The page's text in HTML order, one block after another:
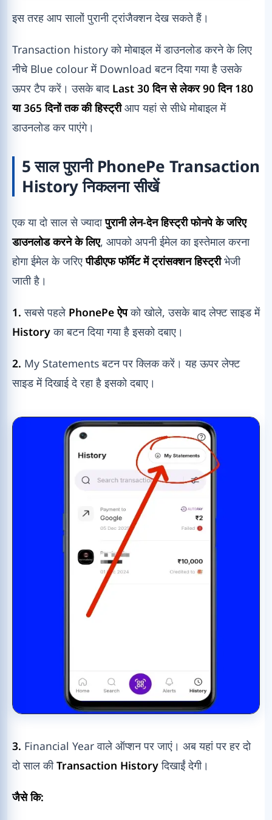
इस तरह आप सालों पुरानी ट्रांजैक्शन देख सकते हैं।
Transaction history को मोबाइल में डाउनलोड करने के लिए
नीचे Blue colour में Download बटन दिया गया है उसके
ऊपर टैप करें। उसके बाद Last 30 दिन से लेकर 90 दिन 180
या 365 दिनों तक की हिस्ट्रीआप यहां से सीधे मोबाइल में
डाउनलोड कर पाएंगे।
5 साल पुरानी PhonePe Transaction
History निकलना सीखें
एक या दो साल से ज्यादापुरानी लेन-देन हिस्ट्री फोनपे के जरिए
डाउनलोड करने के लिए, आपको अपनी ईमेल का इस्तेमाल करना
होगा ईमेल के जरिएपीडीएफ फॉर्मेट में ट्रांसक्शन हिस्ट्रीभेजी
जाती है।
1. सबसे पहले PhonePe ऐपको खोले, उसके बाद लेफ्ट साइड में
Historyका बटन दिया गया है इसको दबाए।
2. My Statements बटन पर क्लिक करें। यह ऊपर लेफ्ट
साइड में दिखाई दे रहा है इसको दबाए।
3. Financial Year वाले ऑप्शन पर जाएं। अब यहां पर हर दो
दो साल कीTransaction Historyदिखाईं देगी।
जैसे कि: